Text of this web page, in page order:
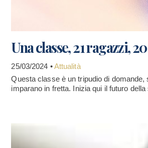
Una classe, 21 ragazzi,
25/03/2024 •Attualità
Questa classe è un tripudio di domande,
imparano in fretta. Inizia qui il futuro della